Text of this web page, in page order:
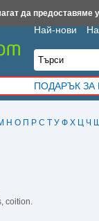
Н О П Р С Т У Ф Х Ц Ч Ш
coition.
Най-нови
ПОДАРЪК
Kak-da.com
да